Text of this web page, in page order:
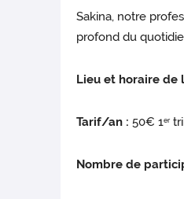
Sakina, notre
profond du
Lieu et horaire de
Tarif/an :50€ 1er
Nombre de